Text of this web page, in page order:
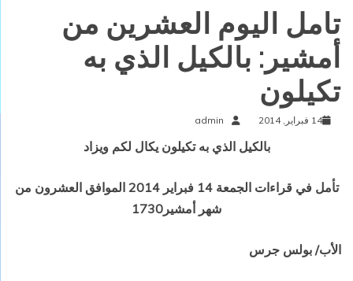
تامل اليوم العشرين من
أمشير: بالكيل الذي به
تكيلون
14 فبراير, 2014 admin
بالكيل الذي به تكيلون يكال لكم ويزاد
تأمل في قراءات الجمعة 14 فبراير 2014 الموافق العشرون من
شهر أمشير1730
الأب/ بولس جرس